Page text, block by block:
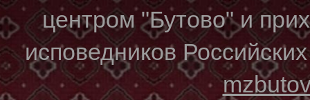
центром "Бутово" и
исповедников